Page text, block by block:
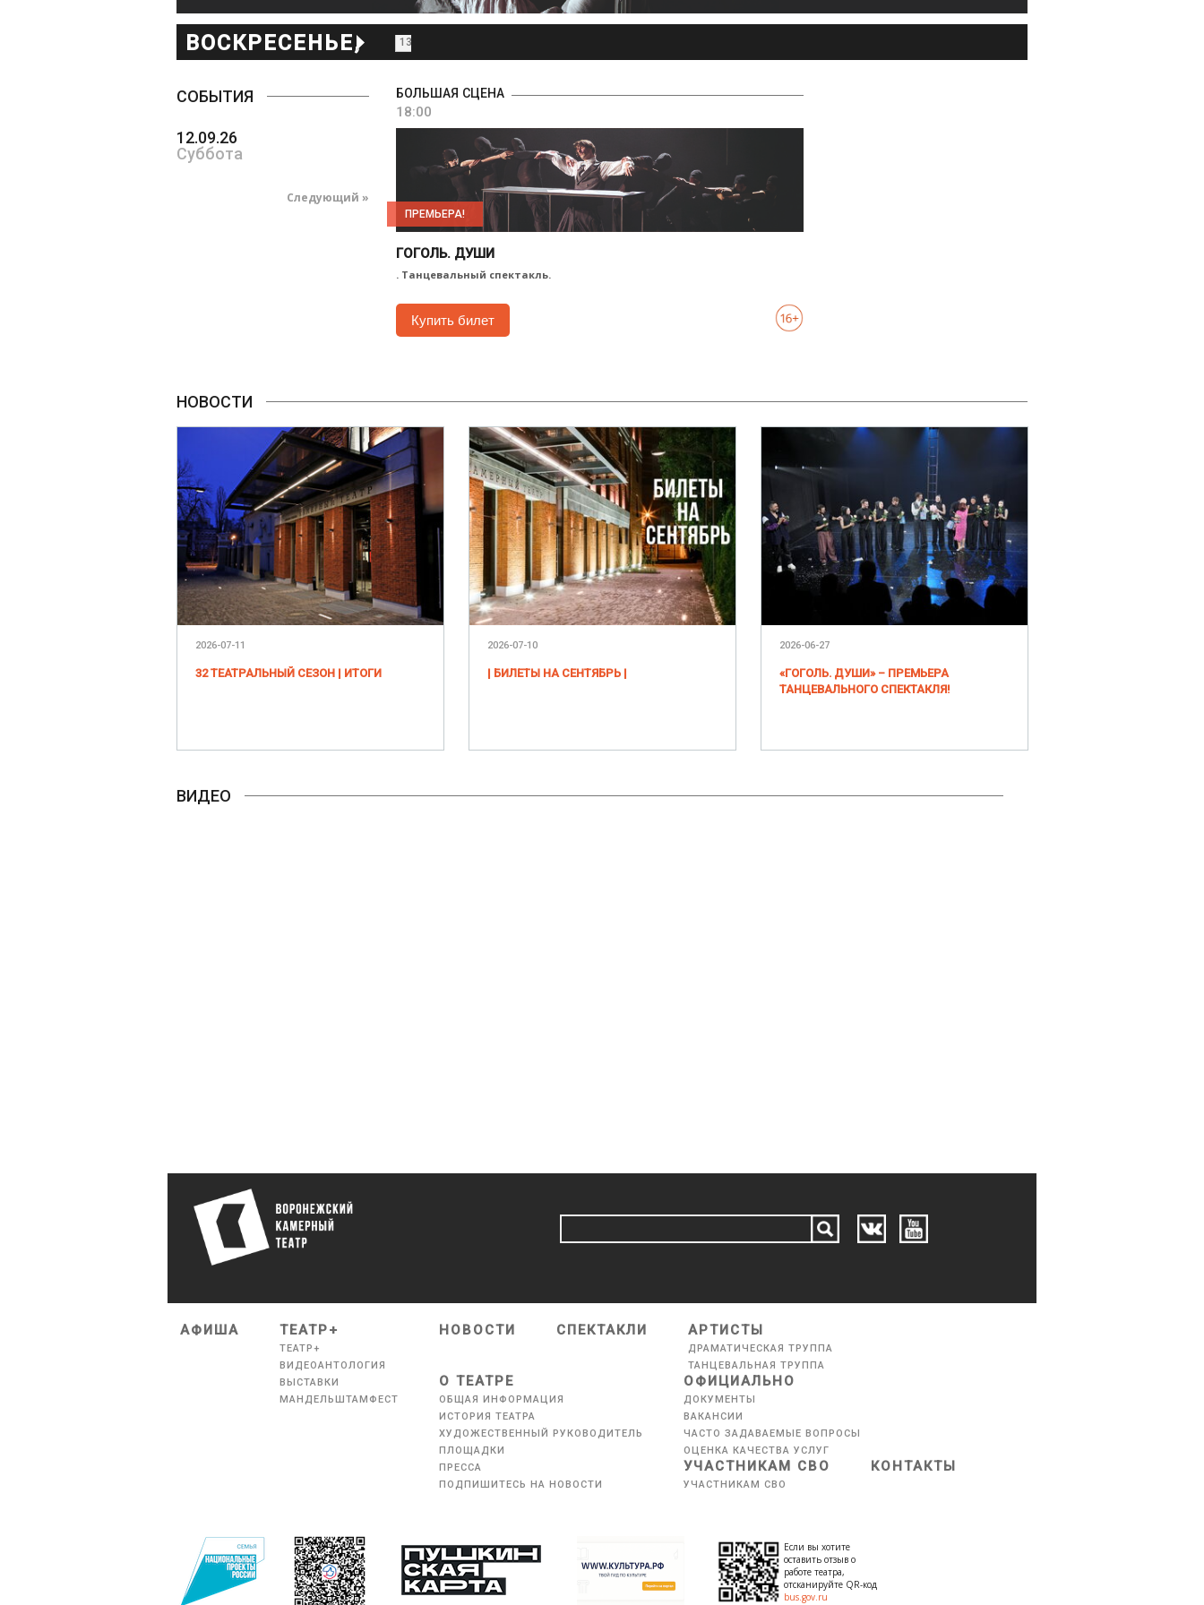
ВОСКРЕСЕНЬЕ,
13
СОБЫТИЯ
12.09.26
Суббота
Следующий »
БОЛЬШАЯ СЦЕНА
18:00
ПРЕМЬЕРА!
ГОГОЛЬ. ДУШИ
. Танцевальный спектакль.
Купить билет
НОВОСТИ
2026-07-11
32 ТЕАТРАЛЬНЫЙ СЕЗОН | ИТОГИ
2026-07-10
| БИЛЕТЫ НА СЕНТЯБРЬ |
2026-06-27
«ГОГОЛЬ. ДУШИ» – ПРЕМЬЕРА
ТАНЦЕВАЛЬНОГО СПЕКТАКЛЯ!
ВИДЕО
АФИША ТЕАТР+
ТЕАТР+
ВИДЕОАНТОЛОГИЯ
ВЫСТАВКИ
МАНДЕЛЬШТАМФЕСТ
НОВОСТИ СПЕКТАКЛИ АРТИСТЫ
ДРАМАТИЧЕСКАЯ ТРУППА
ТАНЦЕВАЛЬНАЯ ТРУППА
О ТЕАТРЕ
ОБЩАЯ ИНФОРМАЦИЯ
ИСТОРИЯ ТЕАТРА
ХУДОЖЕСТВЕННЫЙ РУКОВОДИТЕЛЬ
ПЛОЩАДКИ
ПРЕССА
ПОДПИШИТЕСЬ НА НОВОСТИ
ОФИЦИАЛЬНО
ДОКУМЕНТЫ
ВАКАНСИИ
ЧАСТО ЗАДАВАЕМЫЕ ВОПРОСЫ
ОЦЕНКА КАЧЕСТВА УСЛУГ
УЧАСТНИКАМ СВО
УЧАСТНИКАМ СВО
КОНТАКТЫ
Если вы хотите
оставить отзыв о
работе театра,
отсканируйте QR-код
bus.gov.ru